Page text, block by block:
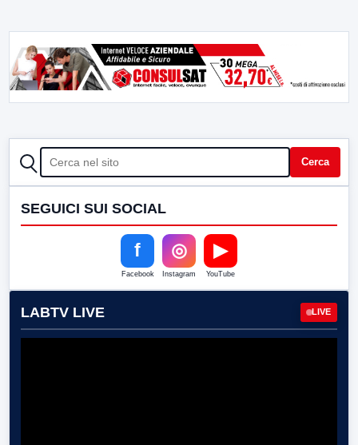
CERCA Cerca
SEGUICI SUI SOCIAL
f
Facebook
◎
Instagram
▶
YouTube
LABTV LIVE LIVE